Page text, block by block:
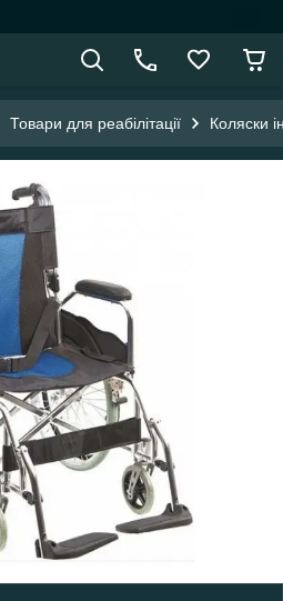
Товари для реабілітації Коляски